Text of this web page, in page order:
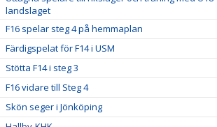
landslaget
F16 spelar steg 4 på hemmaplan
Färdigspelat för F14 i USM
Stötta F14 i steg 3
F16 vidare till Steg 4
Skön seger i Jönköping